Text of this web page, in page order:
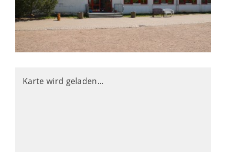
Karte wird geladen...